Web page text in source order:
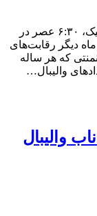
لیگ ملت‌های والیبال؛ ایران- آمریکا: دوئل کلاسیک، ۶:۳۰ عصر در
دیگر رقابت‌های
شد؛ تورنمنتی که هر ساله
والیبال…
والیبال